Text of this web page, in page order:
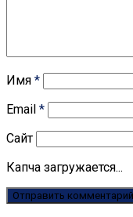
Имя *
Email *
Сайт
Капча загружается...